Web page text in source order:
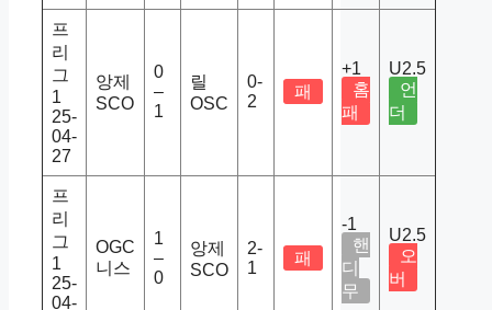
프
리
그
1
25-
04-
27
앙제
SCO
0
–
1
릴
OSC
0-
2
패
+1
홈
패
U2.5
언
더
프
리
그
1
25-
04-
OGC
니스
1
–
0
앙제
SCO
2-
1
패
-1
핸
디
무
U2.5
오
버